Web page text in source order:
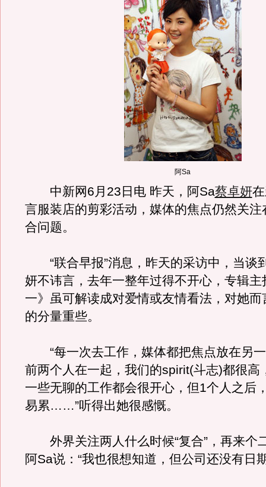
阿Sa
中新网6月23日电 昨天，阿Sa蔡卓妍
言服装店的剪彩活动，媒体的焦点仍然关注
合问题。
“联合早报”消息，昨天的采访中，当谈
妍不讳言，去年一整年过得不开心，专辑主
一》虽可解读成对爱情或友情看法，对她而
的分量重些。
“每一次去工作，媒体都把焦点放在另
前两个人在一起，我们的spirit(斗志)都很高
一些无聊的工作都会很开心，但1个人之后
易累……”听得出她很感慨。
外界关注两人什么时候“复合”，再来个
阿Sa说：“我也很想知道，但公司还没有